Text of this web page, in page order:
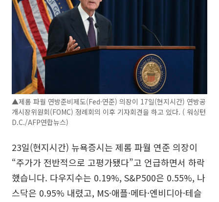
▲제롬 파월 연방준비제도(Fed·연준) 의장이 17일(현지시간) 연방공
개시장위원회(FOMC) 정례회의 이후 기자회견을 하고 있다. ( 워싱턴
D.C./AFP연합뉴스)
23일(현지시간) 뉴욕증시는 제롬 파월 연준 의장이
“주가가 전반적으로 고평가됐다”고 언급하면서 하락
했습니다. 다우지수는 0.19%, S&P500은 0.55%, 나
스닥은 0.95% 내렸고, MS·애플·메타·엔비디아·테슬